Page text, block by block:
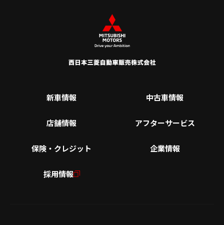
新車情報 中古車情報
店舗情報 アフターサービス
保険・クレジット 企業情報
採用情報